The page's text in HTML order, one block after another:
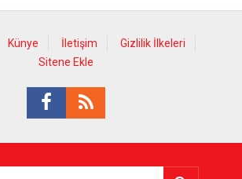
Künye İletişim
Gizlilik İlkeleri
Sitene Ekle